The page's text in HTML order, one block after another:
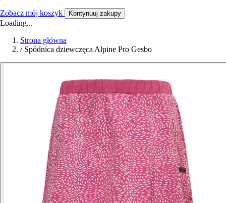
Zobacz mój koszyk Kontynuuj zakupy
Loading...
Strona główna
/ Spódnica dziewczęca Alpine Pro Gesbo